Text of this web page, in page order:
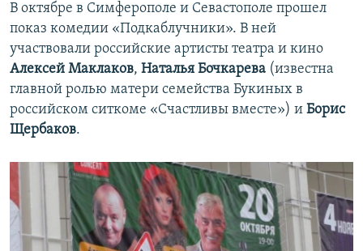
В октябре в Симферополе и Севастополе прошел
показ комедии «Подкаблучники». В ней
участвовали российские артисты театра и кино
Алексей Маклаков, Наталья Бочкарева (известна
главной ролью матери семейства Букиных в
российском ситкоме «Счастливы вместе») и Борис
Щербаков.